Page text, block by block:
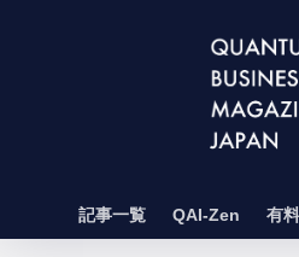
記事一覧 QAI-Zen 有